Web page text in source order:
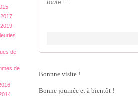
de
de
toute ...
Bonnne visite !
Bonne journée et à bientôt !